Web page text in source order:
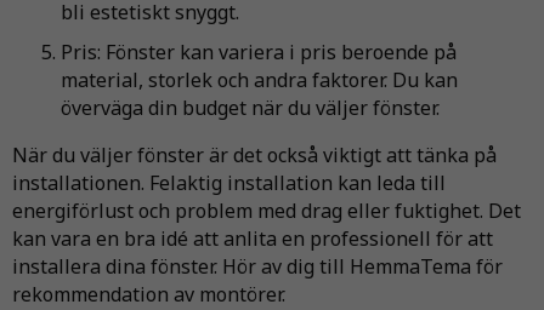
bli estetiskt snyggt.
Pris: Fönster kan variera i pris beroende på
material, storlek och andra faktorer. Du kan
överväga din budget när du väljer fönster.
När du väljer fönster är det också viktigt att tänka på
installationen. Felaktig installation kan leda till
energiförlust och problem med drag eller fuktighet. Det
kan vara en bra idé att anlita en professionell för att
installera dina fönster. Hör av dig till HemmaTema för
rekommendation av montörer.